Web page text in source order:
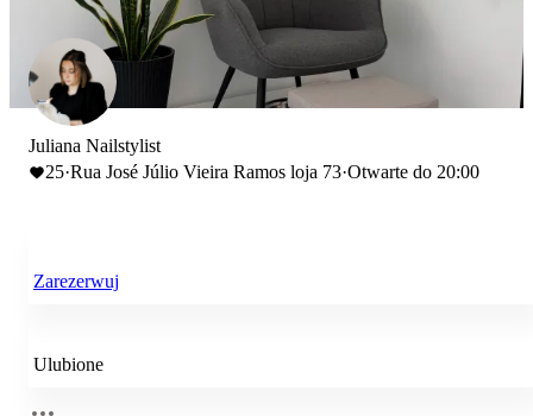
Juliana Nailstylist
25·Rua José Júlio Vieira Ramos loja 73·Otwarte do 20:00
Zarezerwuj
Ulubione